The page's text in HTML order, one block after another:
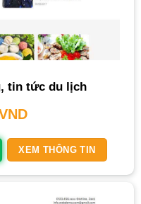
tin tức du lịch
XEM THÔNG TIN